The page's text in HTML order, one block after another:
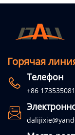
Горячая
 Телефон
+86
